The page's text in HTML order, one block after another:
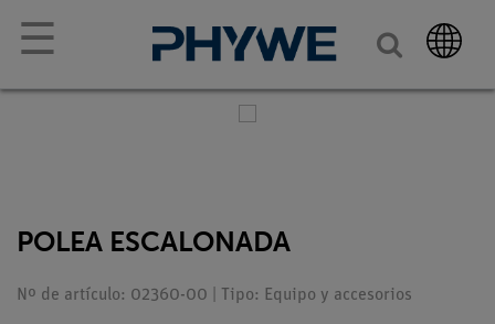
☰
POLEA ESCALONADA
Nº de artículo: 02360-00 | Tipo: Equipo y accesorios